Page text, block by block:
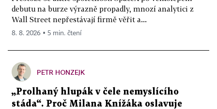
debutu na burze výrazně propadly, mnozí analytici z
Wall Street nepřestávají firmě věřit a...
8. 8. 2026 ▪ 5 min. čtení
PETR HONZEJK
„Prolhaný hlupák v čele nemyslícího
stáda“. Proč Milana Knížáka oslavuje